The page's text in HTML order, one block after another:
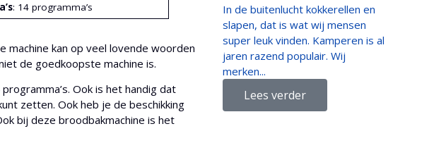
: 14 programma’s
machine kan op veel lovende woorden
de goedkoopste machine is.
Ook is het handig dat
zetten. Ook heb je de beschikking
bij deze broodbakmachine is het
In de buitenlucht kokkerellen en
slapen, dat is wat wij mensen
super leuk vinden. Kamperen is al
jaren razend populair. Wij
merken...
Lees verder